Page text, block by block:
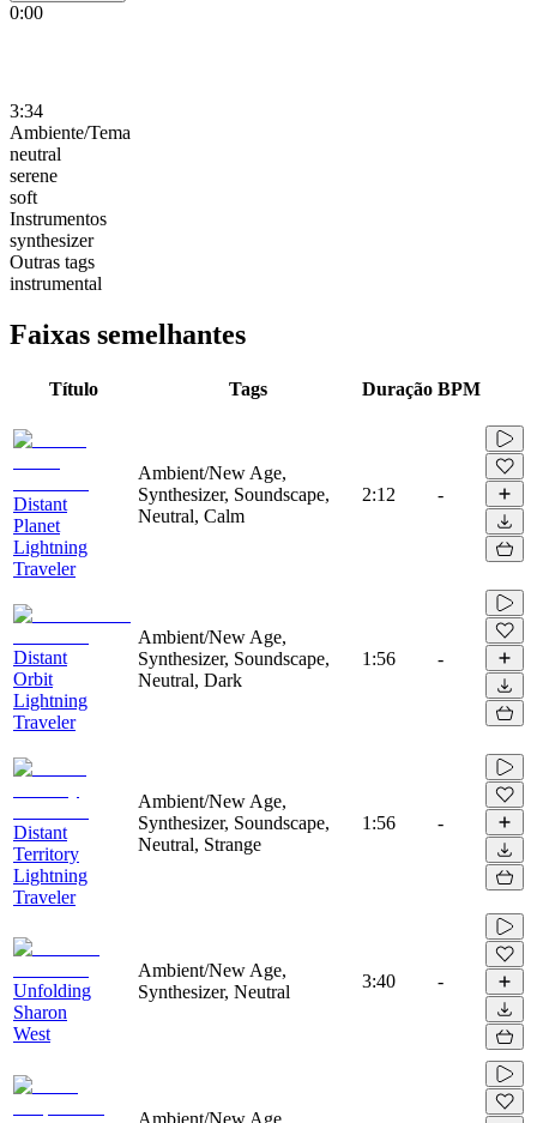
0:00
3:34
Ambiente/Tema
neutral
serene
soft
Instrumentos
synthesizer
Outras tags
instrumental
Faixas semelhantes
Título Tags Duração BPM
Distant
Planet
Lightning
Traveler
Ambient/New Age,
Synthesizer, Soundscape,
Neutral, Calm
2:12 -
Distant
Orbit
Lightning
Traveler
Ambient/New Age,
Synthesizer, Soundscape,
Neutral, Dark
1:56 -
Distant
Territory
Lightning
Traveler
Ambient/New Age,
Synthesizer, Soundscape,
Neutral, Strange
1:56 -
Unfolding
Sharon
West
Ambient/New Age,
Synthesizer, Neutral
3:40 -
Ambient/New Age,